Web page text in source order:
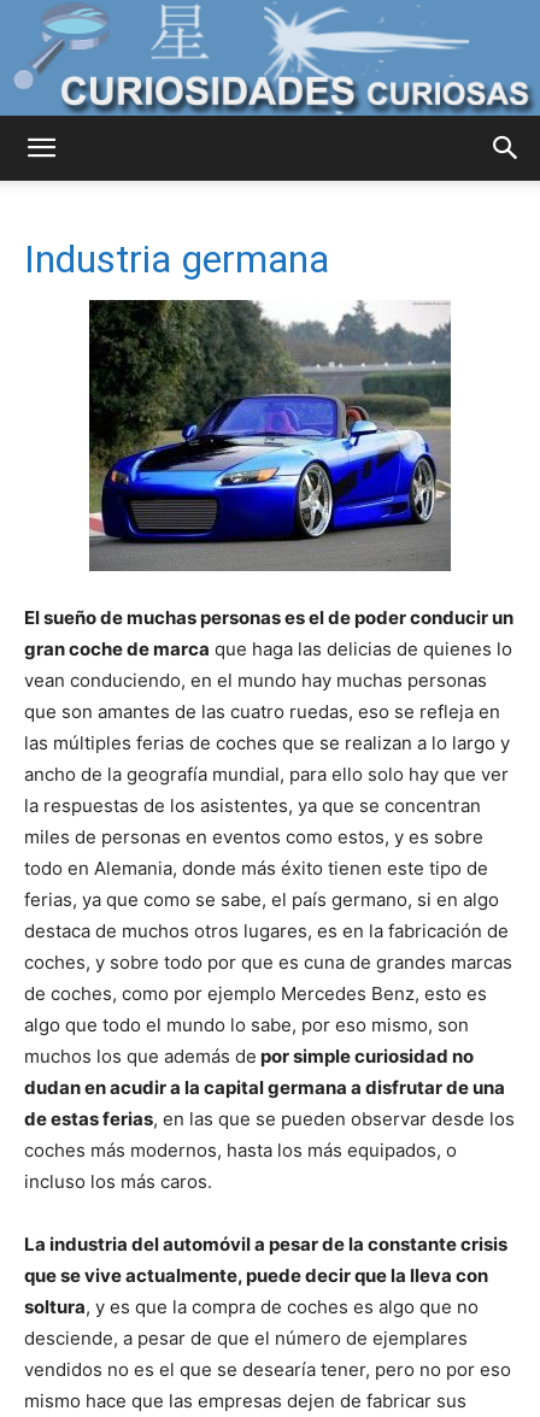
Curiosas
del
Mundo
Industria germana
El sueño de muchas personas es el de poder conducir un
gran coche de marca que haga las delicias de quienes lo
vean conduciendo, en el mundo hay muchas personas
que son amantes de las cuatro ruedas, eso se refleja en
las múltiples ferias de coches que se realizan a lo largo y
ancho de la geografía mundial, para ello solo hay que ver
la respuestas de los asistentes, ya que se concentran
miles de personas en eventos como estos, y es sobre
todo en Alemania, donde más éxito tienen este tipo de
ferias, ya que como se sabe, el país germano, si en algo
destaca de muchos otros lugares, es en la fabricación de
coches, y sobre todo por que es cuna de grandes marcas
de coches, como por ejemplo Mercedes Benz, esto es
algo que todo el mundo lo sabe, por eso mismo, son
muchos los que además de por simple curiosidad no
dudan en acudir a la capital germana a disfrutar de una
de estas ferias, en las que se pueden observar desde los
coches más modernos, hasta los más equipados, o
incluso los más caros.
La industria del automóvil a pesar de la constante crisis
que se vive actualmente, puede decir que la lleva con
soltura, y es que la compra de coches es algo que no
desciende, a pesar de que el número de ejemplares
vendidos no es el que se desearía tener, pero no por eso
mismo hace que las empresas dejen de fabricar sus